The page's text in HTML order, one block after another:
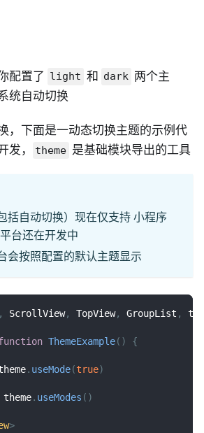
配置了 light 和 dark 两个主
统自动切换
，下面是一动态切换主题的示例代
，
theme 是基础模块导出的工具
括自动切换）现在仅支持 小程序
台还在开发中
会按照配置的默认主题显示
, ScrollView, TopView, GroupList ,
ThemeExample( ) {
. useMode(true)
theme. useModes ( )
>